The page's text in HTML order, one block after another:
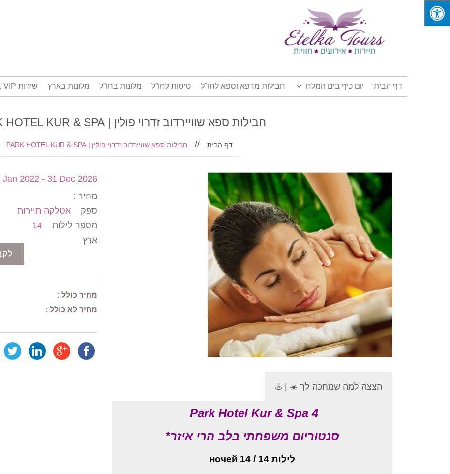
דף הבית יום כיף בים המלח חבילות מרפא וספא לחו"ל טיסות לחו”ל מלונות בחו”ל מלונות בארץ שירות VIP בשדה התעופה
חבילות ספא שוויירדוב זדרוי פולין | PARK HOTEL KUR & SPA
דף הבית חבילות ספא שוויירדוב זדרוי פולין | PARK HOTEL KUR & SPA
הצצה למה שמחכה לך ☀️ | ♨️
Park Hotel Kur & Spa 4
סנטוריום משפחתי בלב הרי איזר*
לילות 14 / ночей 14
Jan 2022 - 31 Dec 2026
מחיר :
ספק
אטלקה תיירות
מספר לילות
14
ארץ
מחיר כולל :
מחיר לא כולל :